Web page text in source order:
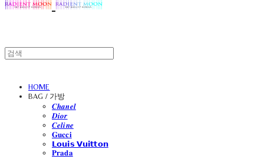
HOME
BAG / 가방
𝑪𝒉𝒂𝒏𝒆𝒍
𝑫𝒊𝒐𝒓
𝑪𝒆𝒍𝒊𝒏𝒆
𝐆𝐮𝐜𝐜𝐢
𝗟𝗼𝘂𝗶𝘀 𝗩𝘂𝗶𝘁𝘁𝗼𝗻
𝐏𝐫𝐚𝐝𝐚